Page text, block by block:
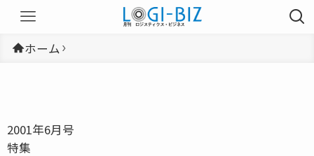
ホーム
2001年6月号
特集